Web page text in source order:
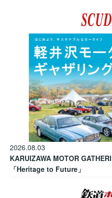
2026.08.03
KARUIZAWA MOTOR
「Heritage to Future」